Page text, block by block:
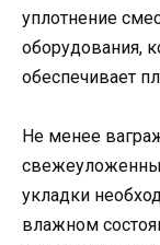
уплотнение
оборудования,
обеспечивает
Не менее
укладки
влажном